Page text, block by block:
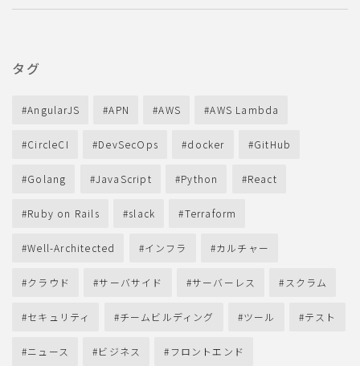
タグ
AngularJS APN AWS AWS Lambda
CircleCI DevSecOps docker GitHub
Golang JavaScript Python React
Ruby on Rails slack Terraform
Well-Architected インフラ カルチャー
クラウド サーバサイド サーバーレス スクラム
セキュリティ チームビルディング ツール テスト
ニュース ビジネス フロントエンド